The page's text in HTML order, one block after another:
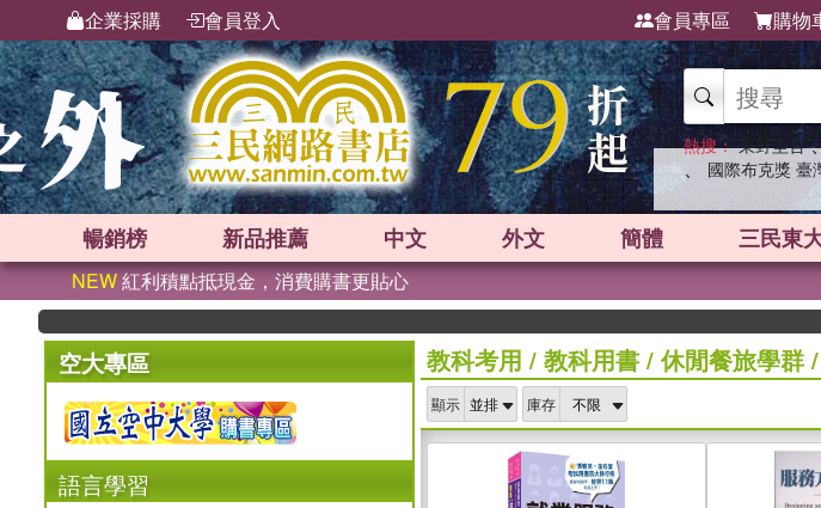
企業採購 會員登入 會員專區 購物
熱搜： 東野圭吾
、 國際布克獎 臺
暢銷榜 新品推薦 中文 外文 簡體 三民東
NEW紅利積點抵現金，消費購書更貼心
空大專區
語言學習
教科考用 / 教科用書/休閒餐旅學群
顯示 庫存